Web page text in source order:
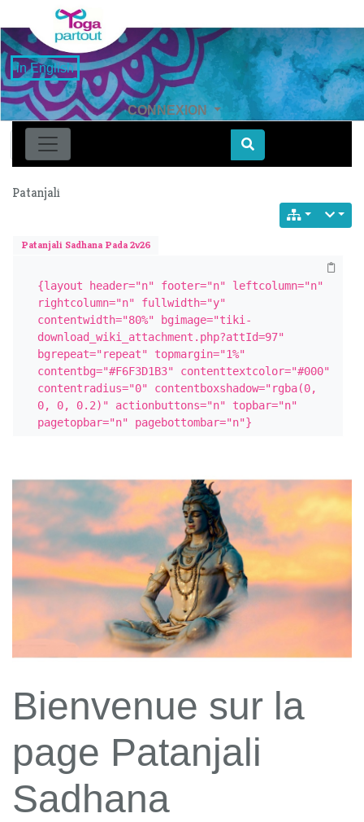
in English
CONNEXION
Find
Patanjali
Patanjali Sadhana Pada 2v26
{layout header="n" footer="n" leftcolumn="n"
rightcolumn="n" fullwidth="y"
contentwidth="80%" bgimage="tiki-
download_wiki_attachment.php?attId=97"
bgrepeat="repeat" topmargin="1%"
contentbg="#F6F3D1B3" contenttextcolor="#000"
contentradius="0" contentboxshadow="rgba(0,
0, 0, 0.2)" actionbuttons="n" topbar="n"
pagetopbar="n" pagebottombar="n"}
Bienvenue sur la
page Patanjali
Sadhana